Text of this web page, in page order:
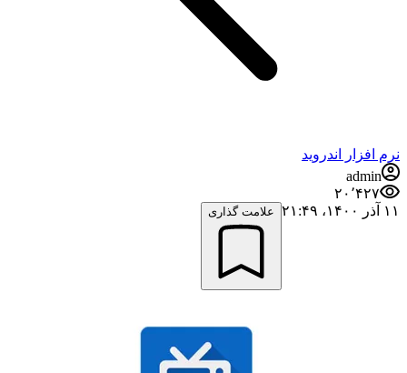
نرم افزار اندروید
admin
۲۰٬۴۲۷
۱۱ آذر ۱۴۰۰،‏ ۲۱:۴۹
علامت گذاری